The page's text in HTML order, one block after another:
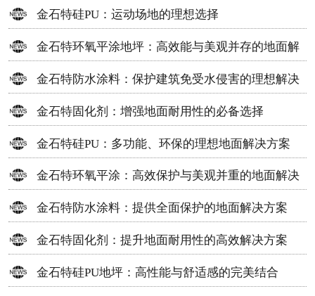
地面材料
金石特硅PU：运动场地的理想选择
金石特环氧平涂地坪：高效能与美观并存的地面解
决方案
金石特防水涂料：保护建筑免受水侵害的理想解决
方案
金石特固化剂：增强地面耐用性的必备选择
金石特硅PU：多功能、环保的理想地面解决方案
金石特环氧平涂：高效保护与美观并重的地面解决
方案
金石特防水涂料：提供全面保护的地面解决方案
金石特固化剂：提升地面耐用性的高效解决方案
金石特硅PU地坪：高性能与舒适感的完美结合